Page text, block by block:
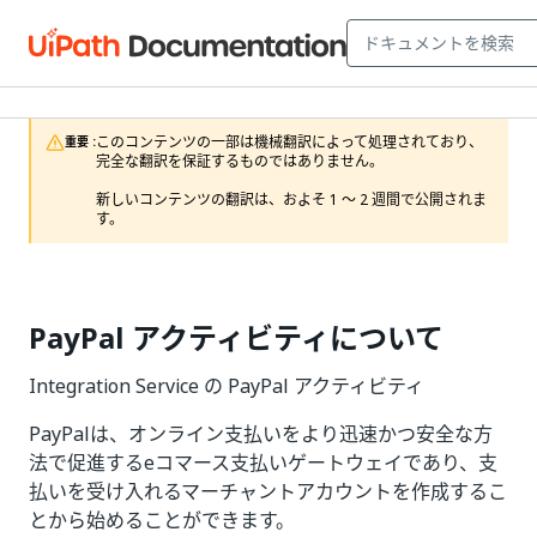
重要 :このコンテンツの一部は機械翻訳によって処理されており、
完全な翻訳を保証するものではありません。
新しいコンテンツの翻訳は、およそ 1 ～ 2 週間で公開されま
す。
PayPal アクティビティについて
Integration Service の PayPal アクティビティ
PayPalは、オンライン支払いをより迅速かつ安全な方
法で促進するeコマース支払いゲートウェイであり、支
払いを受け入れるマーチャントアカウントを作成するこ
とから始めることができます。